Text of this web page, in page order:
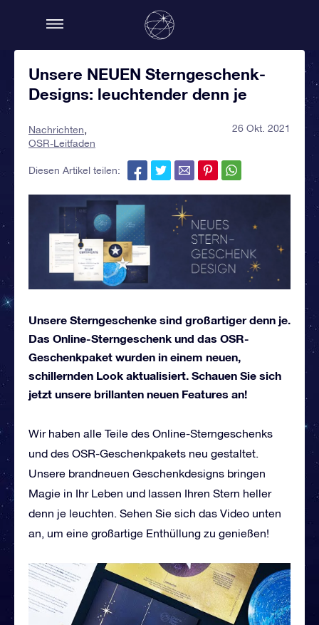
Unsere NEUEN Sterngeschenk-
Designs: leuchtender denn je
Nachrichten
OSR-Leitfaden
26 Okt. 2021
Diesen Artikel teilen:
Unsere Sterngeschenke sind großartiger denn je.
Das Online-Sterngeschenk und das OSR-
Geschenkpaket wurden in einem neuen,
schillernden Look aktualisiert. Schauen Sie sich
jetzt unsere brillanten neuen Features an!
Wir haben alle Teile des Online-Sterngeschenks
und des OSR-Geschenkpakets neu gestaltet.
Unsere brandneuen Geschenkdesigns bringen
Magie in Ihr Leben und lassen Ihren Stern heller
denn je leuchten. Sehen Sie sich das Video unten
an, um eine großartige Enthüllung zu genießen!